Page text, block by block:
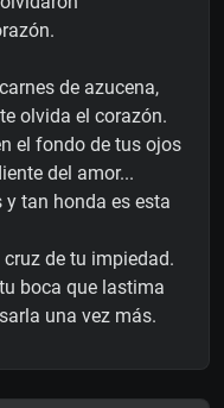
de azucena,
olvida el corazón.
el fondo de tus ojos
del amor...
tan honda es esta
de tu impiedad.
boca que lastima
una vez más.